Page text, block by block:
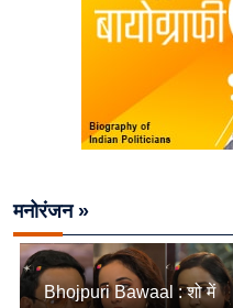
मनोरंजन »
Bhojpuri Bawaal : शो में